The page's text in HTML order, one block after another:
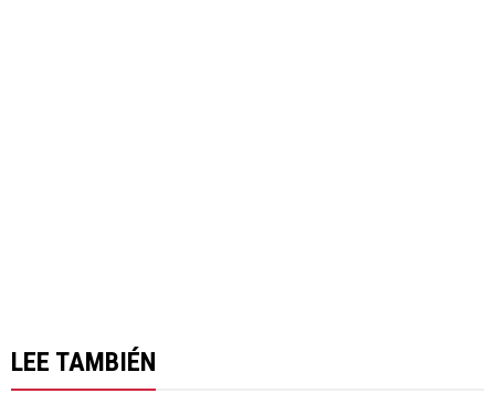
LEE TAMBIÉN